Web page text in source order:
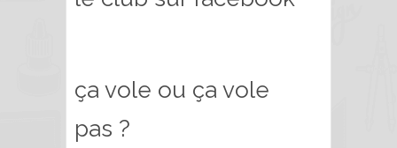
ça vole ou ça vole
pas ?